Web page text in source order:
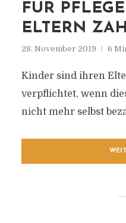
FÜR
ELTERN
28. November 2019 6
Kinder sind ihren
verpflichtet, wenn
nicht mehr selbst